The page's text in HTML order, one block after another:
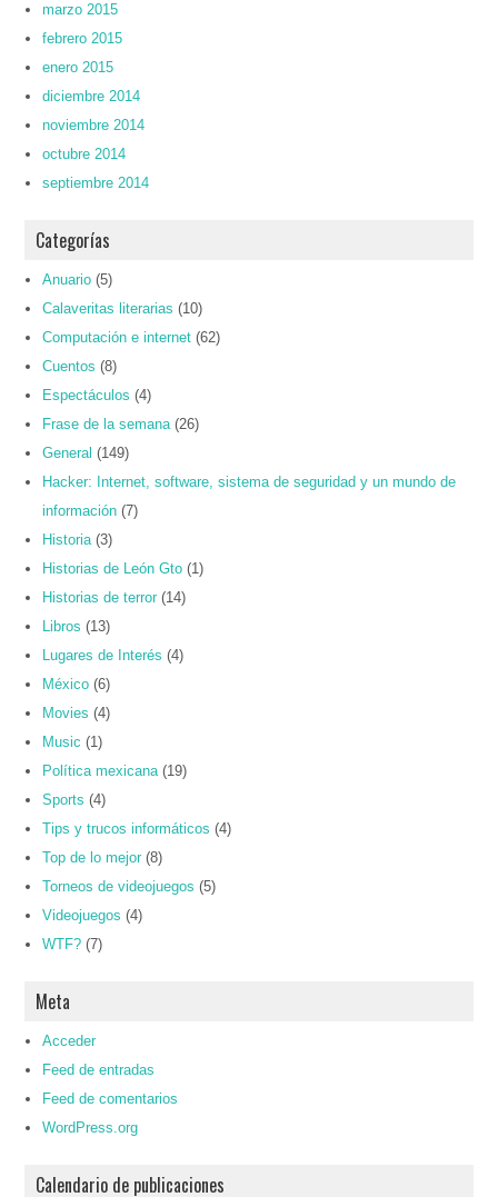
marzo 2015
febrero 2015
enero 2015
diciembre 2014
noviembre 2014
octubre 2014
septiembre 2014
Categorías
Anuario (5)
Calaveritas literarias (10)
Computación e internet (62)
Cuentos (8)
Espectáculos (4)
Frase de la semana(26)
General (149)
Hacker: Internet, software, sistema de seguridad y un mundo de
información (7)
Historia(3)
Historias de León Gto (1)
Historias de terror (14)
Libros (13)
Lugares de Interés (4)
México (6)
Movies (4)
Music (1)
Política mexicana(19)
Sports (4)
Tips y trucos informáticos (4)
Top de lo mejor (8)
Torneos de videojuegos (5)
Videojuegos (4)
WTF? (7)
Meta
Acceder
Feed de entradas
Feed de comentarios
WordPress.org
Calendario de publicaciones